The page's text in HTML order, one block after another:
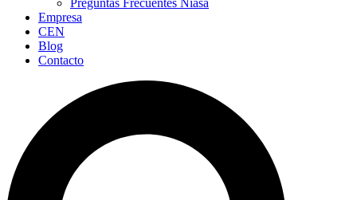
Preguntas Frecuentes Niasa
Empresa
CEN
Blog
Contacto